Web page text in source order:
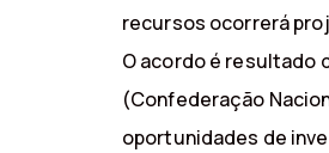
recursos ocorrerá
O acordo é resultado
(Confederação
oportunidades de